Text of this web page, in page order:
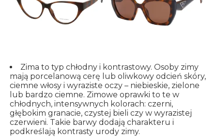
Zima to typ chłodny i kontrastowy. Osoby zimy
mają porcelanową cerę lub oliwkowy odcień skóry,
ciemne włosy i wyraziste oczy – niebieskie, zielone
lub bardzo ciemne. Zimowe oprawki to te w
chłodnych, intensywnych kolorach: czerni,
głębokim granacie, czystej bieli czy w wyrazistej
czerwieni. Takie barwy dodają charakteru i
podkreślają kontrasty urody zimy.